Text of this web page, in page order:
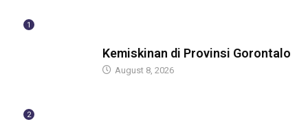
1
Kemiskinan di Provinsi Gorontalo
August 8, 2026
2